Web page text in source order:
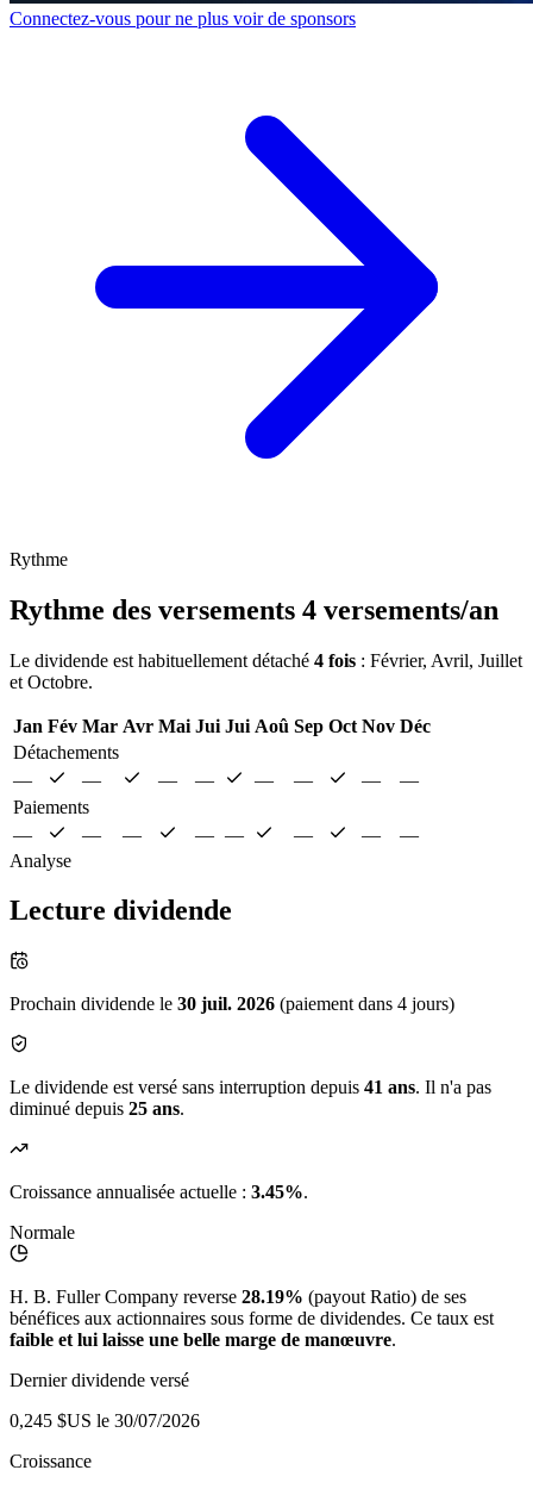
Connectez-vous pour ne plus voir de sponsors
Rythme
Rythme des versements 4 versements/an
Le dividende est habituellement détaché 4 fois : Février, Avril, Juillet
et Octobre.
Jan Fév Mar Avr Mai Jui Jui Aoû Sep Oct Nov Déc
Détachements
—
— — — — — —
—
Paiements
—
— — — — — —
—
Analyse
Lecture dividende
Prochain dividende le 30 juil. 2026 (paiement dans 4 jours)
Le dividende est versé sans interruption depuis 41 ans. Il n'a pas
diminué depuis 25 ans.
Croissance annualisée actuelle : 3.45%.
Normale
H. B. Fuller Company reverse 28.19% (payout Ratio) de ses
bénéfices aux actionnaires sous forme de dividendes. Ce taux est
faible et lui laisse une belle marge de manœuvre.
Dernier dividende versé
0,245 $US le 30/07/2026
Croissance